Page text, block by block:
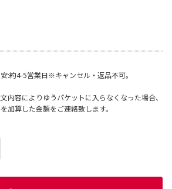
安:約4-5営業日※キャンセル・返品不可。
内容によりゆうパケットに入らなくなった場合、
加算した金額をご連絡致します。